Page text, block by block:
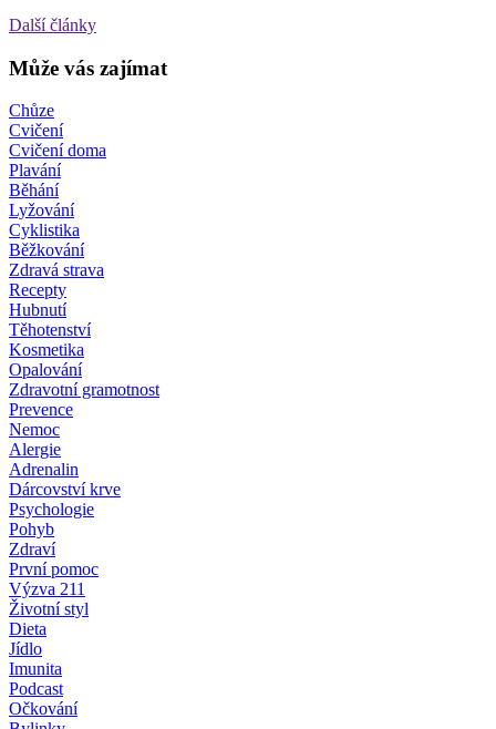
Další články
Může vás zajímat
Chůze
Cvičení
Cvičení doma
Plavání
Běhání
Lyžování
Cyklistika
Běžkování
Zdravá strava
Recepty
Hubnutí
Těhotenství
Kosmetika
Opalování
Zdravotní gramotnost
Prevence
Nemoc
Alergie
Adrenalin
Dárcovství krve
Psychologie
Pohyb
Zdraví
První pomoc
Výzva 211
Životní styl
Dieta
Jídlo
Imunita
Podcast
Očkování